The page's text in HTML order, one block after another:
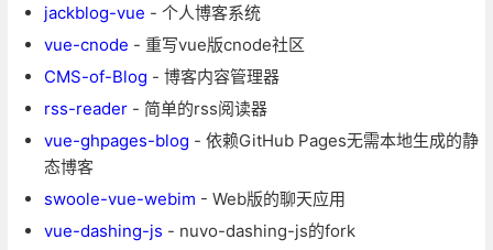
jackblog-vue - 个人博客系统
vue-cnode - 重写vue版cnode社区
CMS-of-Blog - 博客内容管理器
rss-reader- 简单的rss阅读器
vue-ghpages-blog - 依赖GitHub Pages无需本地生成的静
态博客
swoole-vue-webim - Web版的聊天应用
vue-dashing-js - nuvo-dashing-js的fork